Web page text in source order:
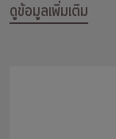
ดูข้อมูลเพิ่มเติม